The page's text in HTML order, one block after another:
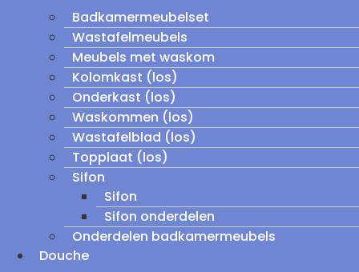
Badkamermeubelset
Wastafelmeubels
Meubels met waskom
Kolomkast (los)
Onderkast (los)
Waskommen (los)
Wastafelblad (los)
Topplaat (los)
Sifon
Sifon
Sifon onderdelen
Onderdelen badkamermeubels
Douche